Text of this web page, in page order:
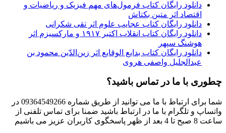
دانلود رایگان کتاب فرمول‌های مهم فیزیک و ریاضیات و
اقتصاد اثر متین بکتاش
دانلود رایگان کتاب عجایب علوم اثر تقی شکرانی
دانلود رایگان کتاب انقلاب اکتبر ۱۹۱۷ و مارکسیزم اثر
هوشنگ سپهر
دانلود رایگان کتاب بدایع الوقایع اثر زین‌الدّین محمود بن
عبدالجلیل واصفی هروی
چطوری با ما در تماس باشید؟
شما برای ارتباط با ما می توانید از طریق شماره 09364549266 در
واتساپ و تلگرام با ما در ارتباط باشید ضمنا برای تماس تلفنی از
ساعت 8 صبح تا 4 بعد از ظهر پاسخگوی کاربران عزیز می باشیم